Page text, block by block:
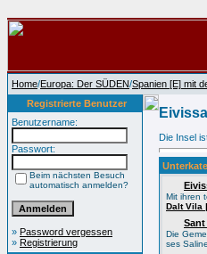
Home/Europa: Der SÜDEN/Spanien [E] mit
Registrierte Benutzer
Benutzername:
Passwort:
Beim nächsten Besuch
automatisch anmelden?
» Password vergessen
» Registrierung
Die Insel
Mit ihren
Dalt Vila
Sant
Die
ses